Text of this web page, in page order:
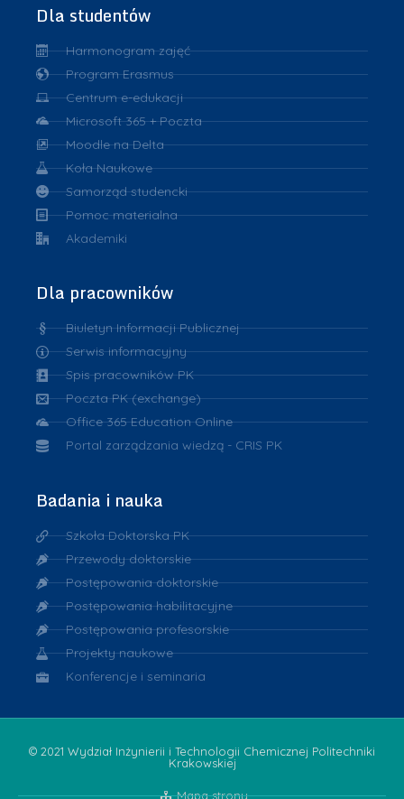
Dla studentów
Harmonogram zajęć
Program Erasmus
Centrum e-edukacji
Microsoft 365 + Poczta
Moodle na Delta
Koła Naukowe
Samorząd studencki
Pomoc materialna
Akademiki
Dla pracowników
Biuletyn Informacji Publicznej
Serwis informacyjny
Spis pracowników PK
Poczta PK (exchange)
Office 365 Education Online
Portal zarządzania wiedzą - CRIS PK
Badania i nauka
Szkoła Doktorska PK
Przewody doktorskie
Postępowania doktorskie
Postępowania habilitacyjne
Postępowania profesorskie
Projekty naukowe
Konferencje i seminaria
© 2021 Wydział Inżynierii i Technologii Chemicznej Politechniki
Krakowskiej
Mapa strony